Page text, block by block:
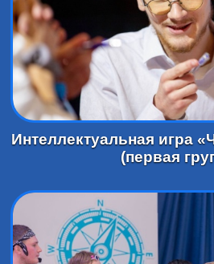
Интеллектуальная игра
(первая